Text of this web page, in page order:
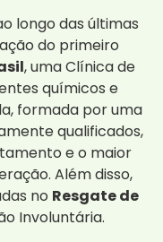
longo das últimas
do primeiro
, uma Clínica de
químicos e
formada por uma
qualificados,
e o maior
Além disso,
no Resgate de
Involuntária.